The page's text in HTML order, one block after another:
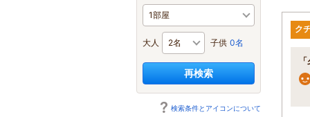
大人 子供 0名
再検索
検索条件とアイコンについて
ク